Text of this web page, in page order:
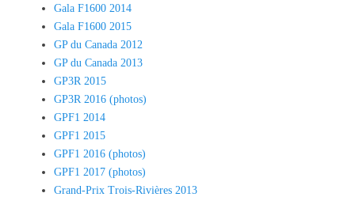
Gala F1600 2014
Gala F1600 2015
GP du Canada 2012
GP du Canada 2013
GP3R 2015
GP3R 2016 (photos)
GPF1 2014
GPF1 2015
GPF1 2016 (photos)
GPF1 2017 (photos)
Grand-Prix Trois-Rivières 2013